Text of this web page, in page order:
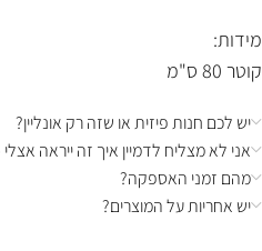
מידות:
קוטר 80 ס"מ
יש לכם חנות פיזית או שזה רק אונליין?
אני לא מצליח לדמיין איך זה ייראה
מהם זמני האספקה?
יש אחריות על המוצרים?